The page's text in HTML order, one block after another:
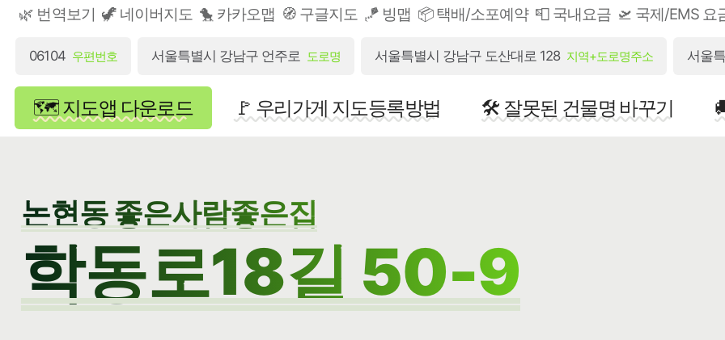
🌿 번역보기 🦖 네이버지도 🐤 카카오맵 🧭 구글지도 🪁 빙맵 📦 택배/소포예약 📮 국내요금 🛫 국제/EMS 요
06104 우편번호 서울특별시 강남구 언주로 도로명 서울특별시 강남구 도산대로 128 지역+도로명주소 서울
🗺️ 지도앱 다운로드 🚩 우리가게 지도등록방법 🛠️ 잘못된 건물명 바꾸기
논현동 좋은사람좋은집
학동로18길 50-9